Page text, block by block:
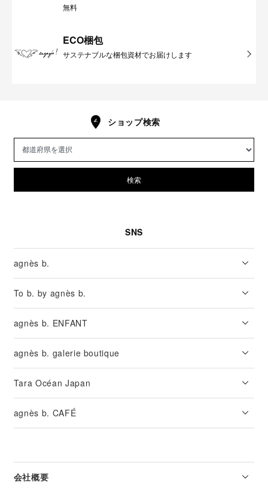
無料
ECO梱包
サステナブルな梱包資材でお届けします
ショップ検索
検索
SNS
agnès b.
To b. by agnès b.
agnès b. ENFANT
agnès b. galerie boutique
Tara Océan Japan
agnès b. CAFÉ
会社概要